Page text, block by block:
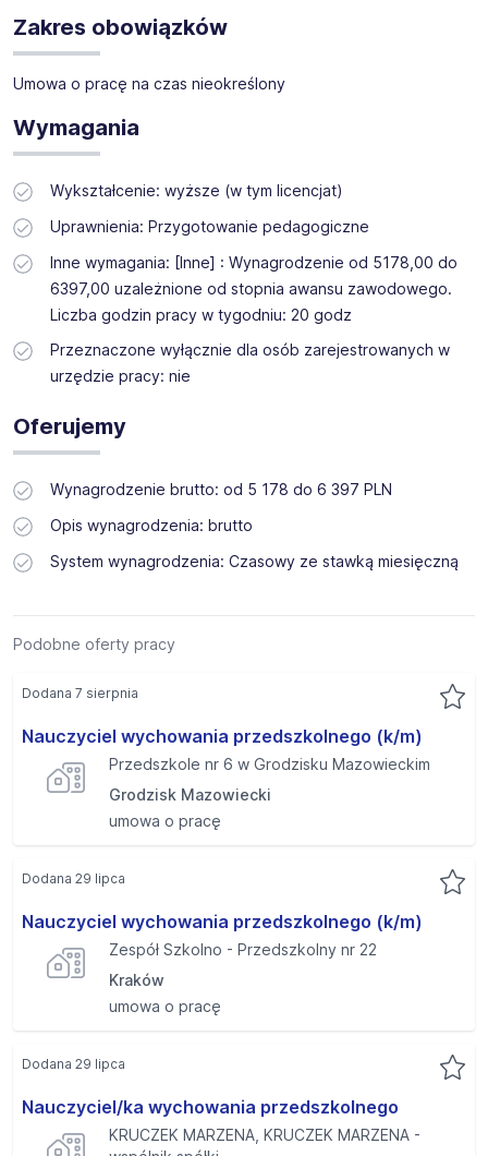
Zakres obowiązków
Umowa o pracę na czas nieokreślony
Wymagania
Wykształcenie: wyższe (w tym licencjat)
Uprawnienia: Przygotowanie pedagogiczne
Inne wymagania: [Inne] : Wynagrodzenie od 5178,00 do
6397,00 uzależnione od stopnia awansu zawodowego.
Liczba godzin pracy w tygodniu: 20 godz
Przeznaczone wyłącznie dla osób zarejestrowanych w
urzędzie pracy: nie
Oferujemy
Wynagrodzenie brutto: od 5 178 do 6 397 PLN
Opis wynagrodzenia: brutto
System wynagrodzenia: Czasowy ze stawką miesięczną
Podobne oferty pracy
Nauczyciel wychowania przedszkolnego (k/m)
Przedszkole nr 6 w Grodzisku Mazowieckim
Grodzisk Mazowiecki
umowa o pracę
Dodana 7 sierpnia
Nauczyciel wychowania przedszkolnego (k/m)
Zespół Szkolno - Przedszkolny nr 22
Kraków
umowa o pracę
Dodana 29 lipca
Nauczyciel/ka wychowania przedszkolnego
KRUCZEK MARZENA, KRUCZEK MARZENA -
Dodana 29 lipca